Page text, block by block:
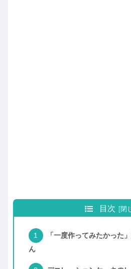
目次
「一度作ってみたかった
ん